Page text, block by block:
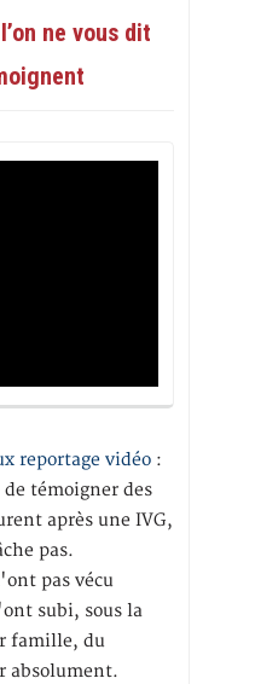
ne vous dit
reportage vidéo :
témoigner des
après une IVG,
pas.
pas vécu
subi, sous la
famille, du
absolument.